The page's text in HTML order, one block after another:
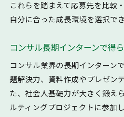
成長を実感するため
ン期間
わるか
週何日参加で成長が
ーン
継続期間と成長スピ
これらを踏まえて応募先を比較
自分に合った成長環境を選択でき
コンサル長期インターンで得
コンサル業界の長期インターン
題解決力、資料作成やプレゼン
た、社会人基礎力が大きく鍛え
ルティングプロジェクトに参加